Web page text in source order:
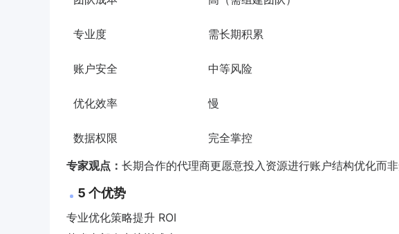
专业度 需长期积累
账户安全 中等风险
优化效率 慢
数据权限 完全掌控
专家观点： 长期合作的代理商更愿意投入资源进行账户结构优化而非
5 个优势
专业优化策略提升 ROI